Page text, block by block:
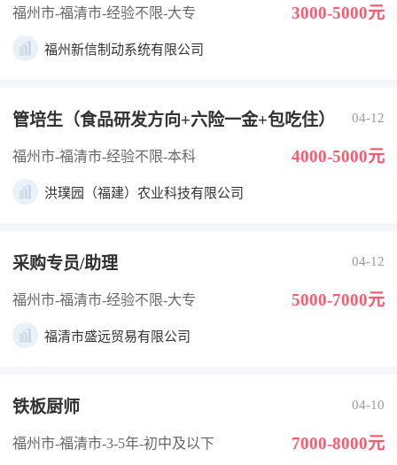
福州市-福清市-经验不限-大专 3000-5000元
福州新信制动系统有限公司
管培生（食品研发方向+六险一金+包吃住） 04-12
福州市-福清市-经验不限-本科 4000-5000元
洪璞园（福建）农业科技有限公司
采购专员/助理 04-12
福州市-福清市-经验不限-大专 5000-7000元
福清市盛远贸易有限公司
铁板厨师 04-10
福州市-福清市-3-5年-初中及以下 7000-8000元